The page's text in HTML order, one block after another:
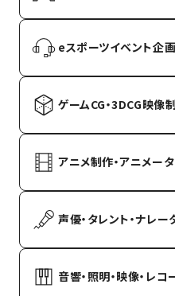
eスポーツイベント企画
ゲームCG・3DCG映像
アニメ制作・アニメー
声優・タレント・ナレー
音響・照明・映像・レコ